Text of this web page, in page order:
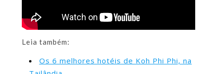
Leia também:
Os 6 melhores hotéis de Koh Phi Phi, na